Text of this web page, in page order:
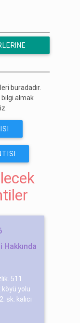
buradadır.
almak
511.
köyü yolu
sk. kalıcı